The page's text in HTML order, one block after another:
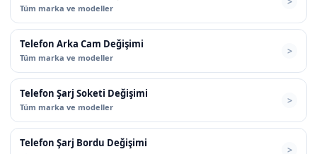
Tüm marka ve modeller
Telefon Arka Cam Değişimi
Tüm marka ve modeller
Telefon Şarj Soketi Değişimi
Tüm marka ve modeller
Telefon Şarj Bordu Değişimi